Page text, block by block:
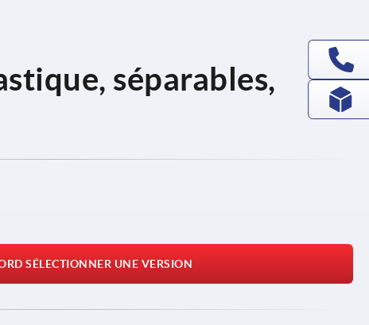
séparables,
SÉLECTIONNER UNE VERSION